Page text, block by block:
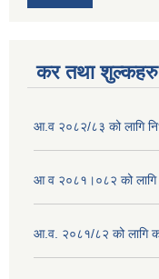
कर तथा शुल्कहरु
आ.व २०८२/८३ को लागि
आ व २०८१।०८२ को लागि
आ.व. २०८१/८२ को लागि